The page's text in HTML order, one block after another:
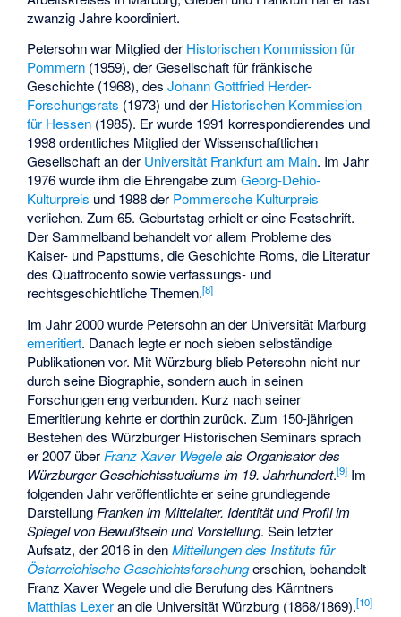
zwanzig Jahre koordiniert.
Petersohn war Mitglied der Historischen Kommission für
Pommern (1959), derGesellschaft für fränkische
Geschichte (1968), desJohann Gottfried Herder-
Forschungsrats (1973) und der Historischen Kommission
für Hessen (1985). Er wurde 1991 korrespondierendes und
1998 ordentliches Mitglied der Wissenschaftlichen
Gesellschaft an der Universität Frankfurt am Main. Im Jahr
1976 wurde ihm die Ehrengabe zumGeorg-Dehio-
Kulturpreis und 1988 der Pommersche Kulturpreis
verliehen. Zum 65. Geburtstag erhielt er eine Festschrift.
Der Sammelband behandelt vor allem Probleme des
Kaiser- und Papsttums, die Geschichte Roms, die Literatur
des Quattrocento sowie verfassungs- und
rechtsgeschichtliche Themen.[8]
Im Jahr 2000 wurde Petersohn an der Universität Marburg
emeritiert. Danach legte er noch sieben selbständige
Publikationen vor. Mit Würzburg blieb Petersohn nicht nur
durch seine Biographie, sondern auch in seinen
Forschungen eng verbunden. Kurz nach seiner
Emeritierung kehrte er dorthin zurück. Zum 150-jährigen
Bestehen des Würzburger Historischen Seminars sprach
er 2007 über Franz Xaver Wegeleals Organisator des
Würzburger Geschichtsstudiums im 19. Jahrhundert.[9] Im
folgenden Jahr veröffentlichte er seine grundlegende
Darstellung Franken im Mittelalter. Identität und Profil im
Spiegel von Bewußtsein und Vorstellung. Sein letzter
Aufsatz, der 2016 in denMitteilungen des Instituts für
Österreichische Geschichtsforschungerschien, behandelt
Franz Xaver Wegele und die Berufung des Kärntners
Matthias Lexeran die Universität Würzburg (1868/1869).[10]